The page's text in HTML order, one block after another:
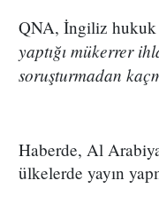
QNA, İngiliz hukuk
yaptığı mükerrer
soruşturmadan
Haberde, Al
ülkelerde yayın